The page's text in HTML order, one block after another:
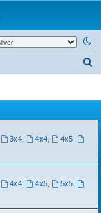
3x4 4x4, 4x5,
4x4 4x5, 5x5,